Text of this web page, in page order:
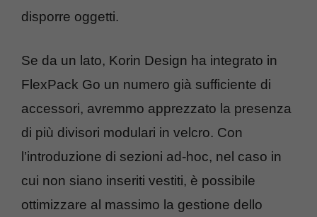
disporre oggetti.
Se da un lato, Korin Design ha integrato in
FlexPack Go un numero già sufficiente di
accessori, avremmo apprezzato la presenza
di più divisori modulari in velcro. Con
l’introduzione di sezioni ad-hoc, nel caso in
cui non siano inseriti vestiti, è possibile
ottimizzare al massimo la gestione dello